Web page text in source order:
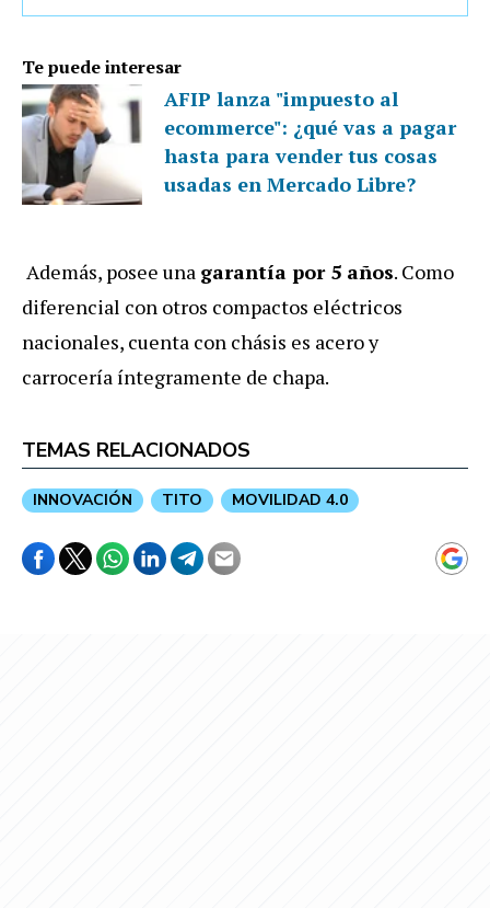
Te puede interesar
AFIP lanza "impuesto al
ecommerce": ¿qué vas a pagar
hasta para vender tus cosas
usadas en Mercado Libre?
Además, posee una garantía por 5 años. Como
diferencial con otros compactos eléctricos
nacionales, cuenta con chásis es acero y
carrocería íntegramente de chapa.
TEMAS RELACIONADOS
INNOVACIÓN TITO MOVILIDAD 4.0